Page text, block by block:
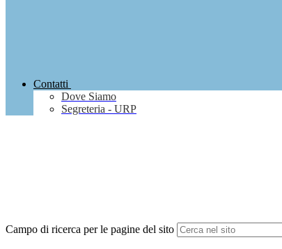
Contatti
Dove Siamo
Segreteria - URP
Campo di ricerca per le pagine del sito